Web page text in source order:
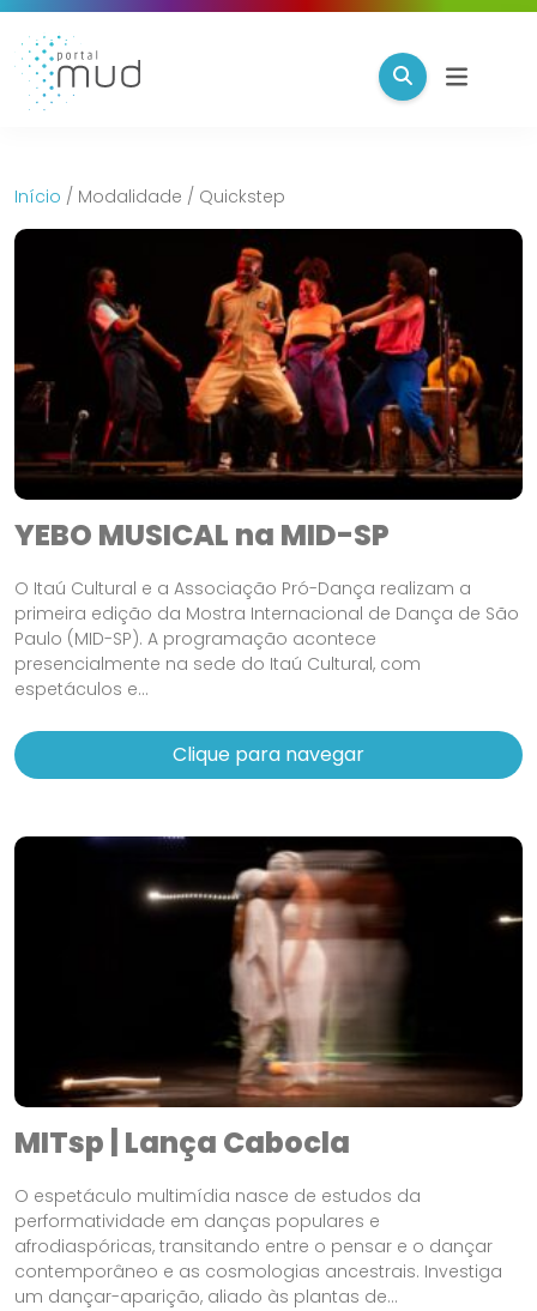
Início / Modalidade / Quickstep
YEBO MUSICAL na MID-SP
O Itaú Cultural e a Associação Pró-Dança realizam a
primeira edição da Mostra Internacional de Dança de São
Paulo (MID-SP). A programação acontece
presencialmente na sede do Itaú Cultural, com
espetáculos e...
Clique para navegar
MITsp | Lança Cabocla
O espetáculo multimídia nasce de estudos da
performatividade em danças populares e
afrodiaspóricas, transitando entre o pensar e o dançar
contemporâneo e as cosmologias ancestrais. Investiga
um dançar-aparição, aliado às plantas de...